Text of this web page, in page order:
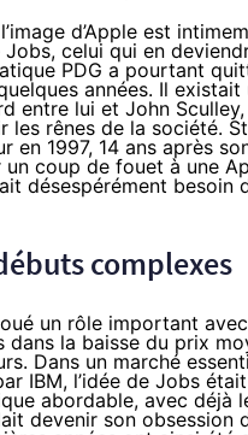
d’Apple est
Jobs, celui qui en
PDG a pourtant
années. Il existait
entre lui et John
les rênes de la société.
en 1997, 14 ans après
un coup de fouet à une
désespérément besoin
complexes
un rôle important
dans la baisse du prix
Dans un marché
IBM, l’idée de Jobs
abordable, avec déjà
devenir son obsession